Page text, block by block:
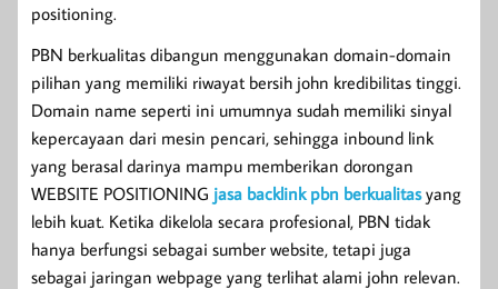
positioning.
PBN berkualitas dibangun menggunakan domain-domain
pilihan yang memiliki riwayat bersih john kredibilitas tinggi.
Domain name seperti ini umumnya sudah memiliki sinyal
kepercayaan dari mesin pencari, sehingga inbound link
yang berasal darinya mampu memberikan dorongan
WEBSITE POSITIONING jasa backlink pbn berkualitasyang
lebih kuat. Ketika dikelola secara profesional, PBN tidak
hanya berfungsi sebagai sumber website, tetapi juga
sebagai jaringan webpage yang terlihat alami john relevan.